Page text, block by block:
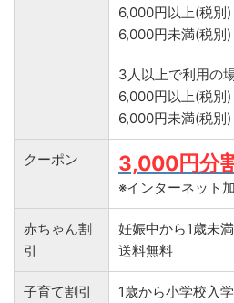
6,000円以上(税別
6,000円未満(税別
3人以上で利用の
6,000円以上(税別
6,000円未満(税別
クーポン 3,000円分
※インターネット
赤ちゃん割
引
妊娠中から1歳未
送料無料
子育て割引
1歳から小学校入